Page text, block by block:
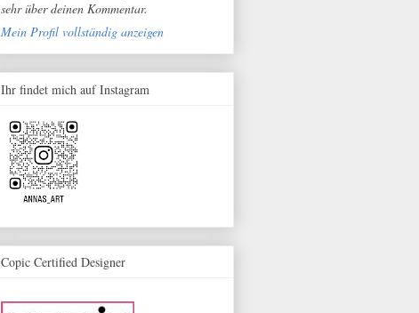
sehr über deinen Kommentar.
Mein Profil vollständig anzeigen
Ihr findet mich auf Instagram
Copic Certified Designer